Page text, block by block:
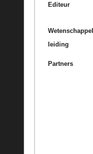
Editeur
leiding
Partners